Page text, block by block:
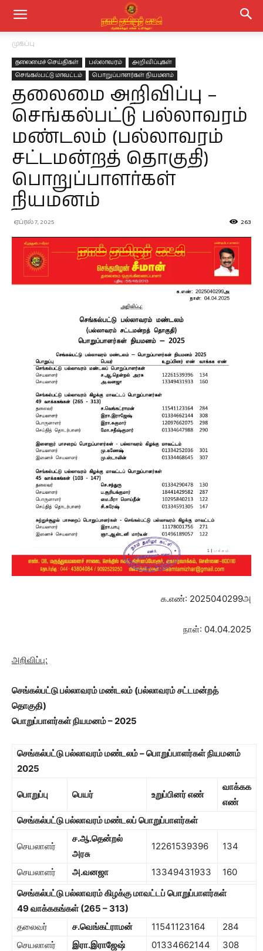
முகப்பு
தலைமைச் செய்திகள் பல்லாவரம்
அறிவிப்புகள்
செங்கல்பட்டு மாவட்டம்
பொறுப்பாளர்கள் நியமனம்
தலைமை அறிவிப்பு –
செங்கல்பட்டு பல்லாவரம்
மண்டலம் (பல்லாவரம்
சட்டமன்றத் தொகுதி)
பொறுப்பாளர்கள்
நியமனம்
ஏப்ரல் 7, 2025 263
க.எண்: 2025040299அ
நாள்: 04.04.2025
அறிவிப்பு:
செங்கல்பட்டு பல்லாவரம் மண்டலம் (பல்லாவரம் சட்டமன்றத்
தொகுதி)
பொறுப்பாளர்கள் நியமனம் – 2025
செங்கல்பட்டு பல்லாவரம் மண்டலம் – பொறுப்பாளர்கள் நியமனம்
2025
பொறுப்பு பெயர் உறுப்பினர் எண்
வாக்கக
எண்
செங்கல்பட்டு பல்லாவரம் மண்டலப் பொறுப்பாளர்கள்
செயலாளர்
ச.ஆ.தென்றல்
அரசு
12261539396 134
செயலாளர் அ.வனஜா 13349431933
160
செங்கல்பட்டு பல்லாவரம் கிழக்கு மாவட்டப் பொறுப்பாளர்கள்
49வாக்ககங்கள் (265 – 313)
தலைவர்
ச.வெங்கட்ராமன் 11541123164
284
செயலாளர்
இரா.இராஜேஷ் 01334662144
308